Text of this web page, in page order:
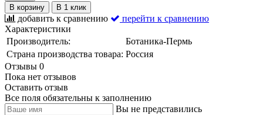
В корзину В 1 клик
добавить к сравнению
перейти к сравнению
Характеристики
Производитель:
Ботаника-Пермь
Страна производства товара: Россия
Отзывы 0
Пока нет отзывов
Оставить отзыв
Все поля обязательны к заполнению
Вы не представились